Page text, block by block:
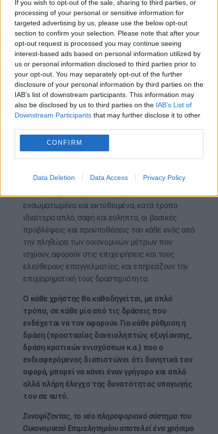
If you wish to opt-out of the sale, sharing to third parties, or
processing of your personal or sensitive information for
targeted advertising by us, please use the below opt-out
section to confirm your selection. Please note that after your
opt-out request is processed you may continue seeing
interest-based ads based on personal information utilized by
us or personal information disclosed to third parties prior to
your opt-out. You may separately opt-out of the further
disclosure of your personal information by third parties on the
IAB’s list of downstream participants. This information may
also be disclosed by us to third parties on the IAB’s List of
Downstream Participants that may further disclose it to other
CONFIRM
Data Deletion Data Access Privacy Policy
χρήστης να λαμβάνει αποτελεσματική και
ουσιαστική πληροφόρησης αναφορικά με τις
βασικές οικονομικές ρυθμίσεις καθώς και τις
δυνατότητες κρατικής ενίσχυσης που αφορούν
την επιχειρηματική τους δραστηριότητα.
Συνεπώς, θα παρέχεται η δυνατότητα πρόσβασης
σε
εξειδικευμένη πληροφόρηση που θα αφορά
στα διαθέσιμα χρηματοδοτικά εργαλεία.
Ειδικότερα σήμερα, όπου τα διαθέσιμα
τόσα πολλά, οι επιχειρήσεις και οι σύμβουλοι
προγραμμάτων αδυνατούν να παρακολουθήσουν
τις εξελίξεις.
Στο πληροφοριακό σύστημα του Οικονομικού
Επιμελητηρίου της Ελλάδος, βρίσκονται
ενσωματωμένα και εκτεθειμένα, κατά τρόπο
ιδιαίτερα απλό, σαφή και εύληπτο, οι βασικές
προβλέψεις και προϋποθέσεις του κάθε ενός από
την πληθώρα των οικονομικών μέτρων που
ισχύουν, αφορούν στις επιχειρήσεις και τους
ελεύθερους επαγγελματίες, και επηρεάζουν την
επιχειρηματική τους δραστηριότητα.
Ο κάθε χρήστης θα καθοδηγείται, με απλό
τρόπο, σε κάθε μία από τις δράσεις που
ενδέχεται να τον αφορούν. Για κάθε ρύθμιση ή
δράση (προστασίας δανειοληπτών, εξυγίανσης,
δράση κρατικών ενισχύσεων κ.α.) που ο
ενδιαφερόμενος διαπιστώνει ότι δυνητικά τον
αφορά, μπορεί να κάνει έναν γρήγορο και απλό
αλλά πλήρη έλεγχο της δυνατότητας υπαγωγής
του σε αυτό.
Συνοψίζοντας, το νέο πληροφοριακό σύστημα του
Οικονομικού Επιμελητηρίου αποτελεί ένα χρήσιμο